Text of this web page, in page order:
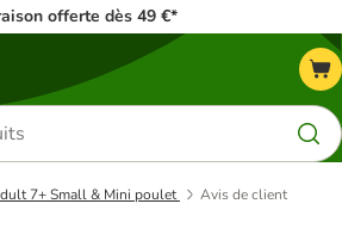
offerte dès 49 €*
7+ Small & Mini poulet Avis de client